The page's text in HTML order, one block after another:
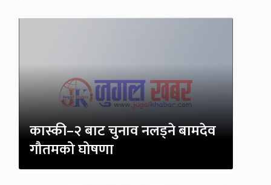
कास्की–२ बाट चुनाव नलड्ने बामदेव
गौतमको घोषणा